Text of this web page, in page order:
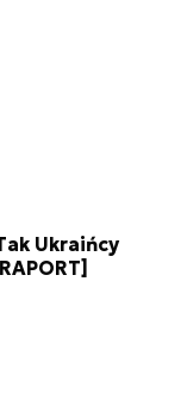
Ukraińcy